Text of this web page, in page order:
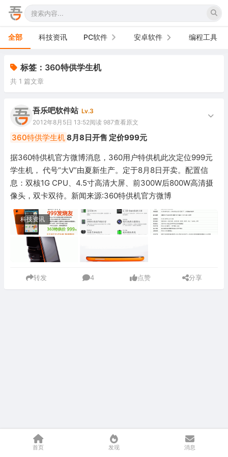
首页 发现 消息
全部 科技资讯 PC软件
办公软件
网络软件
图形图像
游戏娱乐
安全防御
系统下载
系统工具
安卓软件
手机软件
电视软件
车机软件
编程工具
标签：360特供学生机
共 1 篇文章
吾乐吧软件站 Lv.3
2012年8月5日 13:52阅读 987查看原文
360特供学生机8月8日开售 定价999元
据360特供机官方微博消息，360用户特供机此次定位999元
学生机， 代号“大V”由夏新生产。定于8月8日开卖。配置信
息：双核1G CPU、4.5寸高清大屏、前300W后800W高清摄
像头，双卡双待。新闻来源:360特供机官方微博
科技资讯
转发 4 点赞 分享